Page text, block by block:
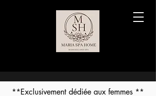
**Exclusivement dédiée aux femmes **